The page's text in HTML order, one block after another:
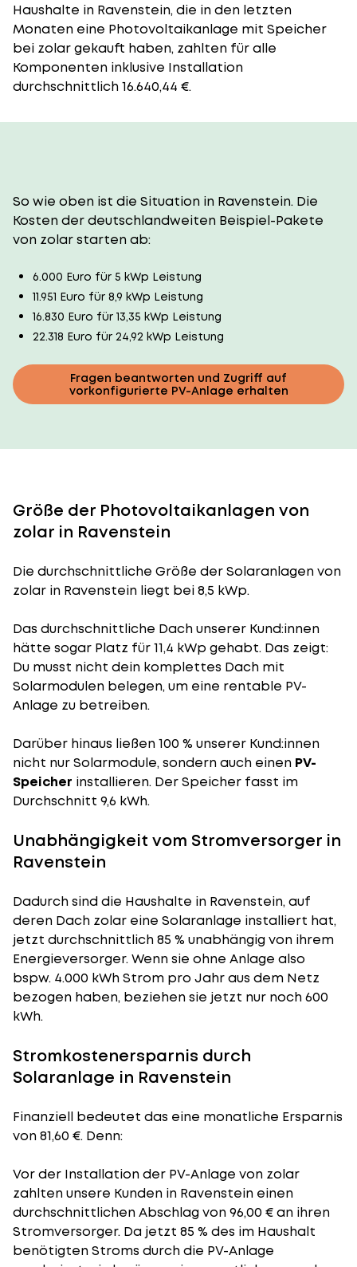
Haushalte in Ravenstein, die in den letzten
Monaten eine Photovoltaikanlage mit Speicher
bei zolar gekauft haben, zahlten für alle
Komponenten inklusive Installation
durchschnittlich 16.640,44 €.
So wie oben ist die Situation in Ravenstein. Die
Kosten der deutschlandweiten Beispiel-Pakete
von zolar starten ab:
6.000 Euro für 5 kWp Leistung
11.951 Euro für 8,9 kWp Leistung
16.830 Euro für 13,35 kWp Leistung
22.318 Euro für 24,92 kWp Leistung
Fragen beantworten und Zugriff auf
vorkonfigurierte PV-Anlage erhalten
Größe der Photovoltaikanlagen von
zolar in Ravenstein
Die durchschnittliche Größe der Solaranlagenvon
zolar in Ravenstein liegt bei 8,5 kWp.
Das durchschnittliche Dach unserer Kund:innen
hätte sogar Platz für 11,4 kWp gehabt. Das zeigt:
Du musst nicht dein komplettes Dach mit
Solarmodulen belegen, um eine rentable PV-
Anlage zu betreiben.
Darüber hinaus ließen 100 % unserer Kund:innen
nicht nur Solarmodule, sondern auch einen PV-
Speicher installieren. Der Speicher fasst im
Durchschnitt 9,6 kWh.
Unabhängigkeit vom Stromversorger in
Ravenstein
Dadurch sind die Haushalte in Ravenstein, auf
deren Dach zolar eine Solaranlage installiert hat,
jetzt durchschnittlich 85 % unabhängig von ihrem
Energieversorger. Wenn sie ohne Anlage also
bspw. 4.000 kWh Strom pro Jahr aus dem Netz
bezogen haben, beziehen sie jetzt nur noch 600
kWh.
Stromkostenersparnis durch
Solaranlage in Ravenstein
Finanziell bedeutet das eine monatliche Ersparnis
von 81,60 €. Denn:
Vor der Installation der PV-Anlage von zolar
zahlten unsere Kunden in Ravenstein einen
durchschnittlichen Abschlag von 96,00 € an ihren
Stromversorger. Da jetzt 85 % des im Haushalt
benötigten Stroms durch die PV-Anlage